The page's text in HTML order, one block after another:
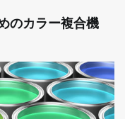
のカラー複合機